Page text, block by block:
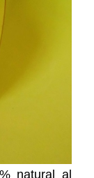
natural al